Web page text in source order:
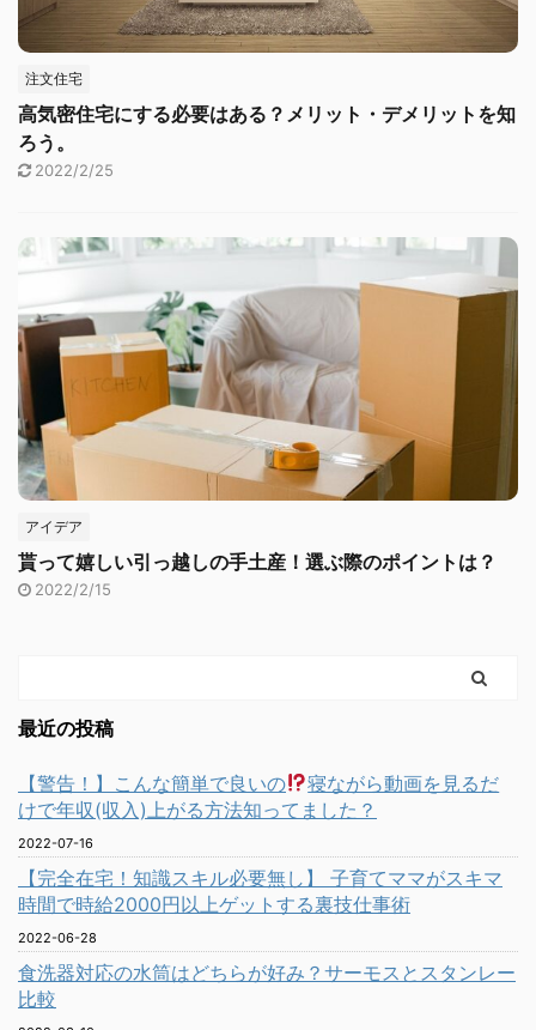
注文住宅
高気密住宅にする必要はある？メリット・デメリットを知
ろう。
2022/2/25
アイデア
貰って嬉しい引っ越しの手土産！選ぶ際のポイントは？
2022/2/15
最近の投稿
【警告！】こんな簡単で良いの
寝ながら動画を見るだ
けで年収(収入)上がる方法知ってました？
2022-07-16
【完全在宅！知識スキル必要無し】 子育てママがスキマ
時間で時給2000円以上ゲットする裏技仕事術
2022-06-28
食洗器対応の水筒はどちらが好み？サーモスとスタンレー
比較